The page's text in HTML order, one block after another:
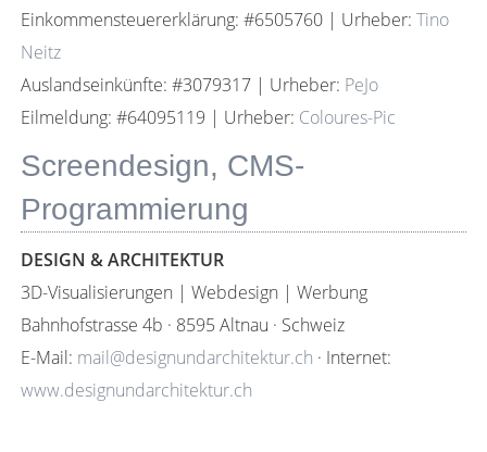
Einkommensteuererklärung: #6505760 | Urheber: Tino
Neitz
Auslandseinkünfte: #3079317 | Urheber: PeJo
Eilmeldung: #64095119 | Urheber: Coloures-Pic
Screendesign, CMS-
Programmierung
DESIGN & ARCHITEKTUR
3D-Visualisierungen | Webdesign | Werbung
Bahnhofstrasse 4b · 8595 Altnau · Schweiz
E-Mail: mail@designundarchitektur.ch · Internet:
www.designundarchitektur.ch